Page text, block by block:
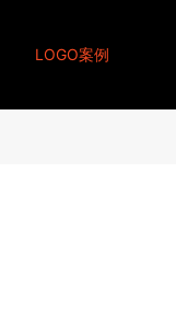
LOGO案例